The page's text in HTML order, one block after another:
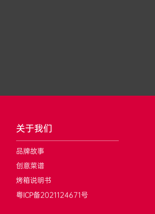
关于我们
品牌故事
创意菜谱
烤箱说明书
粤ICP备2021124671号